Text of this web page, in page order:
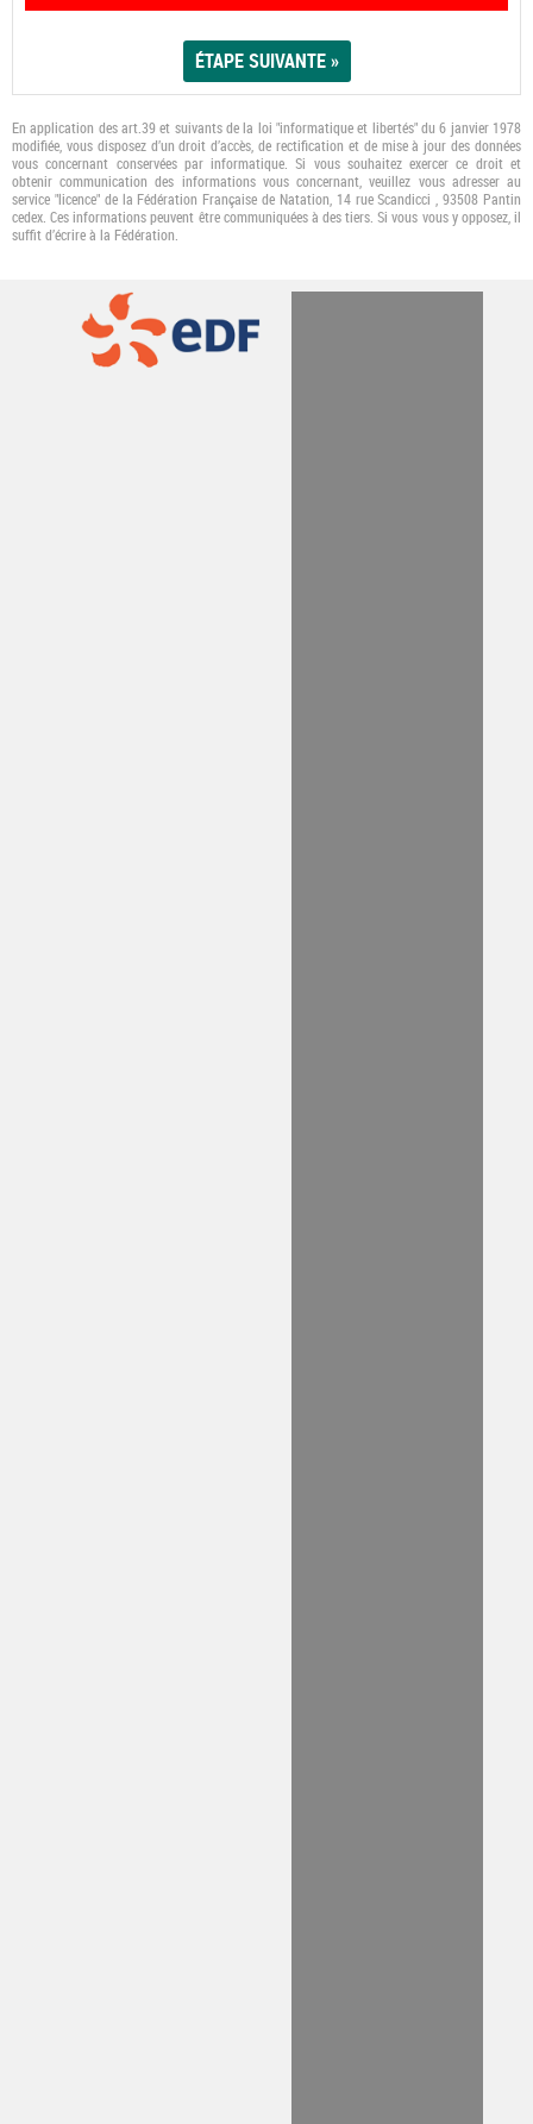
En application des art.39 et suivants de la loi "informatique et libertés" du 6 janvier 1978
modifiée, vous disposez d’un droit d’accès, de rectification et de mise à jour des données
vous concernant conservées par informatique. Si vous souhaitez exercer ce droit et
obtenir communication des informations vous concernant, veuillez vous adresser au
service "licence" de la Fédération Française de Natation, 14 rue Scandicci , 93508 Pantin
cedex. Ces informations peuvent être communiquées à des tiers. Si vous vous y opposez, il
suﬃt d’écrire à la Fédération.